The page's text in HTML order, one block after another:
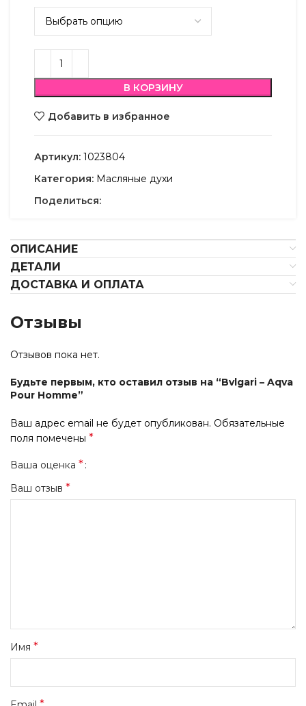
В КОРЗИНУ
Добавить в избранное
Артикул: 1023804
Категория: Масляные духи
Поделиться:
ОПИСАНИЕ
ДЕТАЛИ
ДОСТАВКА И ОПЛАТА
Отзывы
Отзывов пока нет.
Будьте первым, кто оставил отзыв на “Bvlgari – Aqva
Pour Homme”
Ваш адрес email не будет опубликован. Обязательные
поля помечены *
Ваша оценка *
Ваш отзыв *
Имя *